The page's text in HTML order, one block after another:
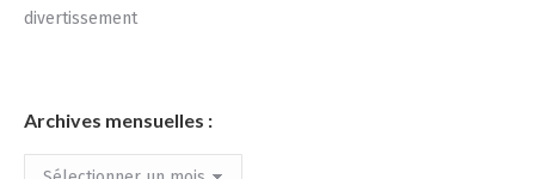
divertissement
Archives mensuelles :
Archives